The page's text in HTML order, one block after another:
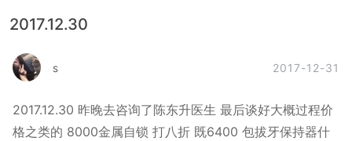
2017.12.30
s 2017-12-31
2017.12.30 昨晚去咨询了陈东升医生 最后谈好大概过程价
格之类的 8000金属自锁 打八折 既6400 包拔牙保持器什